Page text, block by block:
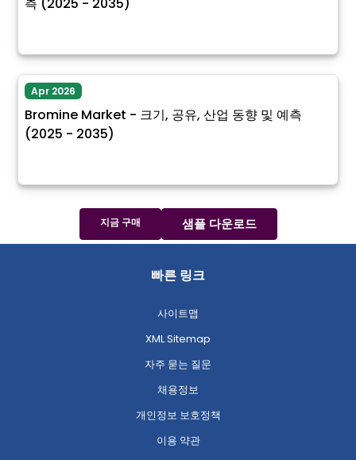
Apr 2026
Bromine Market - 크기, 공유, 산업 동향 및 예측
(2025 - 2035)
지금 구매 샘플 다운로드
빠른 링크
사이트맵
XML Sitemap
자주 묻는 질문
채용정보
개인정보 보호정책
이용 약관